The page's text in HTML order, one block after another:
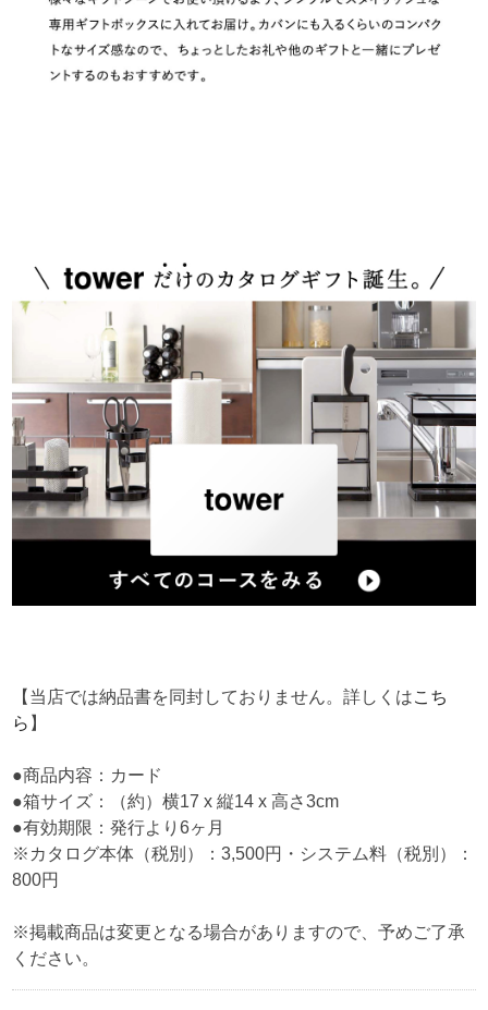
【当店では納品書を同封しておりません。詳しくはこち
ら 】
●商品内容：カード
●箱サイズ：（約）横17 x 縦14 x 高さ3cm
●有効期限：発行より6ヶ月
※カタログ本体（税別）：3,500円・システム料（税別）：
800円
※掲載商品は変更となる場合がありますので、予めご了承
ください。